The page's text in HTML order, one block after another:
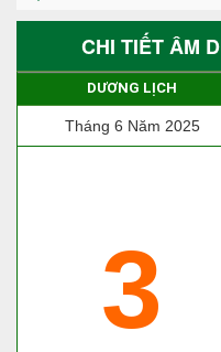
CHI TIẾT ÂM
DƯƠNG LỊCH
Tháng 6 Năm 2025
3